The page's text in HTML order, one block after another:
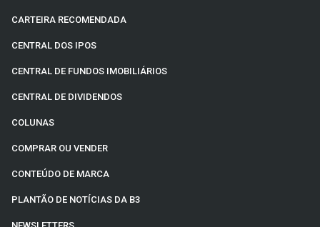
CARTEIRA RECOMENDADA
CENTRAL DOS IPOS
CENTRAL DE FUNDOS IMOBILIÁRIOS
CENTRAL DE DIVIDENDOS
COLUNAS
COMPRAR OU VENDER
CONTEÚDO DE MARCA
PLANTÃO DE NOTÍCIAS DA B3